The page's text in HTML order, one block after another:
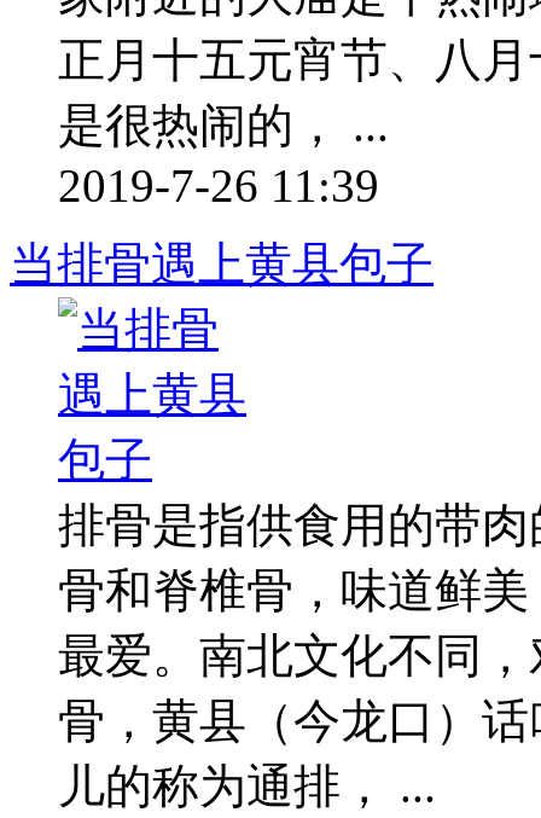
正月十五元宵节、八
是很热闹的， ...
2019-7-26 11:39
当排骨遇上黄县包子
排骨是指供食用的带
骨和脊椎骨，味道鲜
最爱。南北文化不同
骨，黄县（今龙口）
儿的称为通排， ...